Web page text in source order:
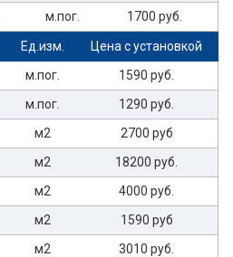
м.пог. 1700 руб.
Ед.изм.
Цена с установкой
м.пог.
1590 руб.
м.пог.
1290 руб.
м2
2700 руб
м2
18200 руб.
м2
4000 руб.
м2
1590 руб
м2 3010 руб.